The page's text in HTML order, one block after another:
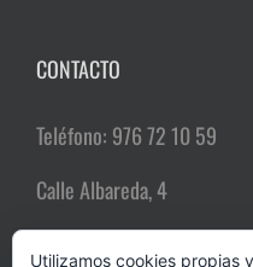
CONTACTO
Teléfono: 976 72 10 59
Calle Albareda, 4
Utilizamos cookies propias